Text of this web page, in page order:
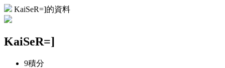
KaiSeR=]的資料
KaiSeR=]
9積分